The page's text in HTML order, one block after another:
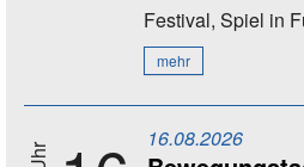
Festival, Spiel in
mehr
16.08.2026